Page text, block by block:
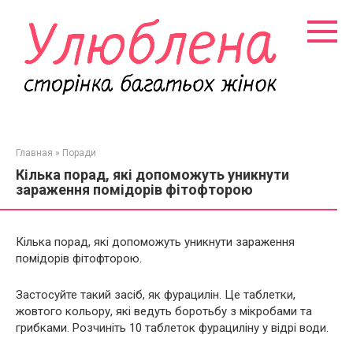
контенту
Главная » Поради
Кілька порад, які допоможуть уникнути
зараження помідорів фітофторою
Кілька порад, які допоможуть уникнути зараження
помідорів фітофторою.
Застосуйте такий засіб, як фурацилін. Це таблетки,
жовтого кольору, які ведуть боротьбу з мікробами та
грибками. Розчиніть 10 таблеток фурациліну у відрі води.